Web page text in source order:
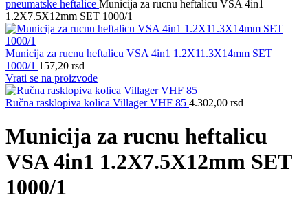
pneumatske heftalice Municija za rucnu heftalicu VSA 4in1
1.2X7.5X12mm SET 1000/1
Municija za rucnu heftalicu VSA 4in1 1.2X11.3X14mm SET
1000/1 157,20 rsd
Vrati se na proizvode
Ručna rasklopiva kolica Villager VHF 85 4.302,00 rsd
Municija za rucnu heftalicu
VSA 4in1 1.2X7.5X12mm SET
1000/1